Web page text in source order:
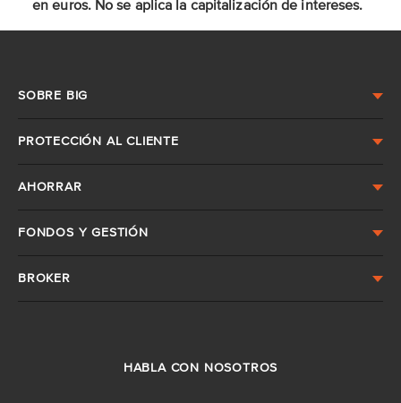
en euros. No se aplica la capitalización de intereses.
SOBRE BIG
PROTECCIÓN AL CLIENTE
AHORRAR
FONDOS Y GESTIÓN
BROKER
HABLA CON NOSOTROS